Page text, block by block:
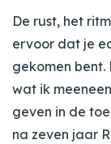
De rust, het
ervoor dat je
gekomen bent.
wat ik
geven in de
na zeven jaar